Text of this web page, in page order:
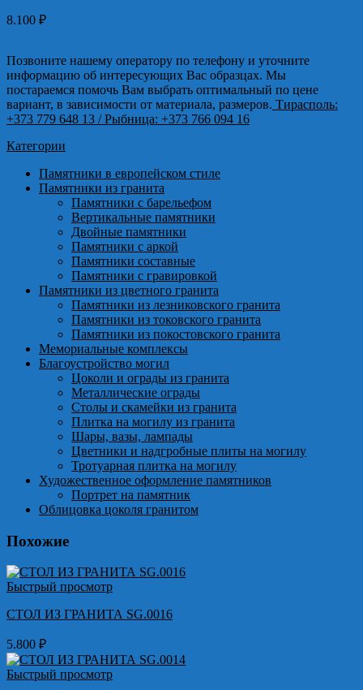
8.100 ₽
Позвоните нашему оператору по телефону и уточните
информацию об интересующих Вас образцах. Мы
постараемся помочь Вам выбрать оптимальный по цене
вариант, в зависимости от материала, размеров. Тирасполь:
+373 779 648 13 / Рыбница: +373 766 094 16
Категории
Памятники в европейском стиле
Памятники из гранита
Памятники с барельефом
Вертикальные памятники
Двойные памятники
Памятники с аркой
Памятники составные
Памятники с гравировкой
Памятники из цветного гранита
Памятники из лезниковского гранита
Памятники из токовского гранита
Памятники из покостовского гранита
Мемориальные комплексы
Благоустройство могил
Цоколи и ограды из гранита
Металлические ограды
Столы и скамейки из гранита
Плитка на могилу из гранита
Шары, вазы, лампады
Цветники и надгробные плиты на могилу
Тротуарная плитка на могилу
Художественное оформление памятников
Портрет на памятник
Облицовка цоколя гранитом
Похожие
Быстрый просмотр
СТОЛ ИЗ ГРАНИТА SG.0016
5.800 ₽
Быстрый просмотр